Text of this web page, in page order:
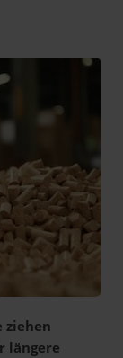
ziehen
längere